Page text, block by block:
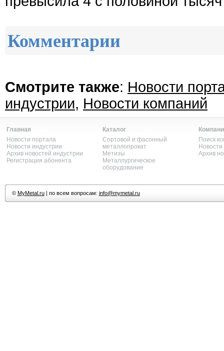
Комментарии
Смотрите также: Новости
индустрии, Новости компаний
Главная
Новости портала
Новости индустрии
Архив новостей индустрии
Регистрация абонента
Каталог
Сортовой и фасонный
металлопрокат
Метизы
Металлургическое
оборудование
Поиск
Архив
© MyMetal.ru| по всем вопросам: info@mymetal.ru